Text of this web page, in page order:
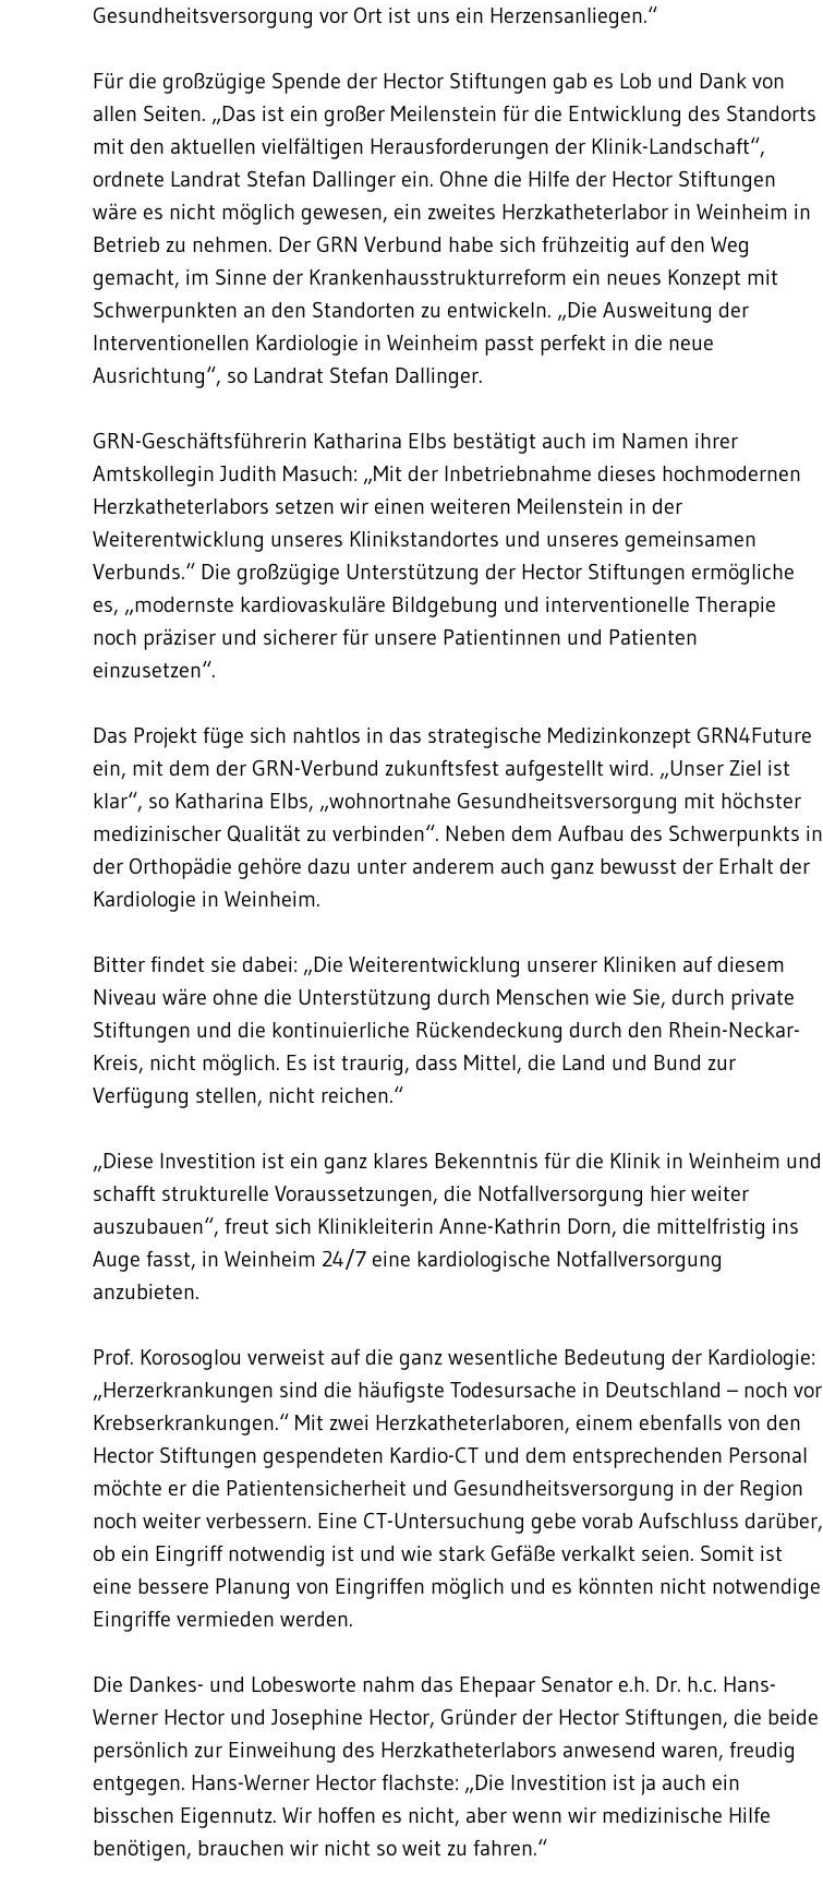
Gesundheitsversorgung vor Ort ist uns ein Herzensanliegen.“
Für die großzügige Spende der Hector Stiftungen gab es Lob und Dank von
allen Seiten. „Das ist ein großer Meilenstein für die Entwicklung des Standorts
mit den aktuellen vielfältigen Herausforderungen der Klinik-Landschaft“,
ordnete Landrat Stefan Dallinger ein. Ohne die Hilfe der Hector Stiftungen
wäre es nicht möglich gewesen, ein zweites Herzkatheterlabor in Weinheim in
Betrieb zu nehmen. Der GRN Verbund habe sich frühzeitig auf den Weg
gemacht, im Sinne der Krankenhausstrukturreform ein neues Konzept mit
Schwerpunkten an den Standorten zu entwickeln. „Die Ausweitung der
Interventionellen Kardiologie in Weinheim passt perfekt in die neue
Ausrichtung“, so Landrat Stefan Dallinger.
GRN-Geschäftsführerin Katharina Elbs bestätigt auch im Namen ihrer
Amtskollegin Judith Masuch: „Mit der Inbetriebnahme dieses hochmodernen
Herzkatheterlabors setzen wir einen weiteren Meilenstein in der
Weiterentwicklung unseres Klinikstandortes und unseres gemeinsamen
Verbunds.“ Die großzügige Unterstützung der Hector Stiftungen ermögliche
es, „modernste kardiovaskuläre Bildgebung und interventionelle Therapie
noch präziser und sicherer für unsere Patientinnen und Patienten
einzusetzen“.
Das Projekt füge sich nahtlos in das strategische Medizinkonzept GRN4Future
ein, mit dem der GRN-Verbund zukunftsfest aufgestellt wird. „Unser Ziel ist
klar“, so Katharina Elbs, „wohnortnahe Gesundheitsversorgung mit höchster
medizinischer Qualität zu verbinden“. Neben dem Aufbau des Schwerpunkts in
der Orthopädie gehöre dazu unter anderem auch ganz bewusst der Erhalt der
Kardiologie in Weinheim.
Bitter findet sie dabei: „Die Weiterentwicklung unserer Kliniken auf diesem
Niveau wäre ohne die Unterstützung durch Menschen wie Sie, durch private
Stiftungen und die kontinuierliche Rückendeckung durch den Rhein-Neckar-
Kreis, nicht möglich. Es ist traurig, dass Mittel, die Land und Bund zur
Verfügung stellen, nicht reichen.“
„Diese Investition ist ein ganz klares Bekenntnis für die Klinik in Weinheim und
schafft strukturelle Voraussetzungen, die Notfallversorgung hier weiter
auszubauen“, freut sich Klinikleiterin Anne-Kathrin Dorn, die mittelfristig ins
Auge fasst, in Weinheim 24/7 eine kardiologische Notfallversorgung
anzubieten.
Prof. Korosoglou verweist auf die ganz wesentliche Bedeutung der Kardiologie:
„Herzerkrankungen sind die häufigste Todesursache in Deutschland – noch vor
Krebserkrankungen.“ Mit zwei Herzkatheterlaboren, einem ebenfalls von den
Hector Stiftungen gespendeten Kardio-CT und dem entsprechenden Personal
möchte er die Patientensicherheit und Gesundheitsversorgung in der Region
noch weiter verbessern. Eine CT-Untersuchung gebe vorab Aufschluss darüber,
ob ein Eingriff notwendig ist und wie stark Gefäße verkalkt seien. Somit ist
eine bessere Planung von Eingriffen möglich und es könnten nicht notwendige
Eingriffe vermieden werden.
Die Dankes- und Lobesworte nahm das Ehepaar Senator e.h. Dr. h.c. Hans-
Werner Hector und Josephine Hector, Gründer der Hector Stiftungen, die beide
persönlich zur Einweihung des Herzkatheterlabors anwesend waren, freudig
entgegen. Hans-Werner Hector flachste: „Die Investition ist ja auch ein
bisschen Eigennutz. Wir hoffen es nicht, aber wenn wir medizinische Hilfe
benötigen, brauchen wir nicht so weit zu fahren.“